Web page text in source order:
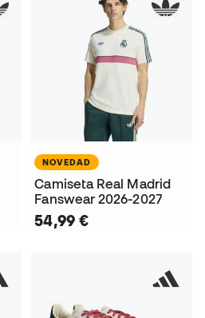
NOVEDAD
Camiseta Real Madrid
Fanswear 2026-2027
54,99 €